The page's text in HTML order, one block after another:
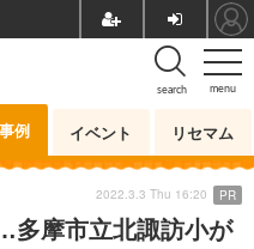
menu
search
事例 イベント リセマム
多摩市立北諏訪小が
2022.3.3 Thu 16:20 PR